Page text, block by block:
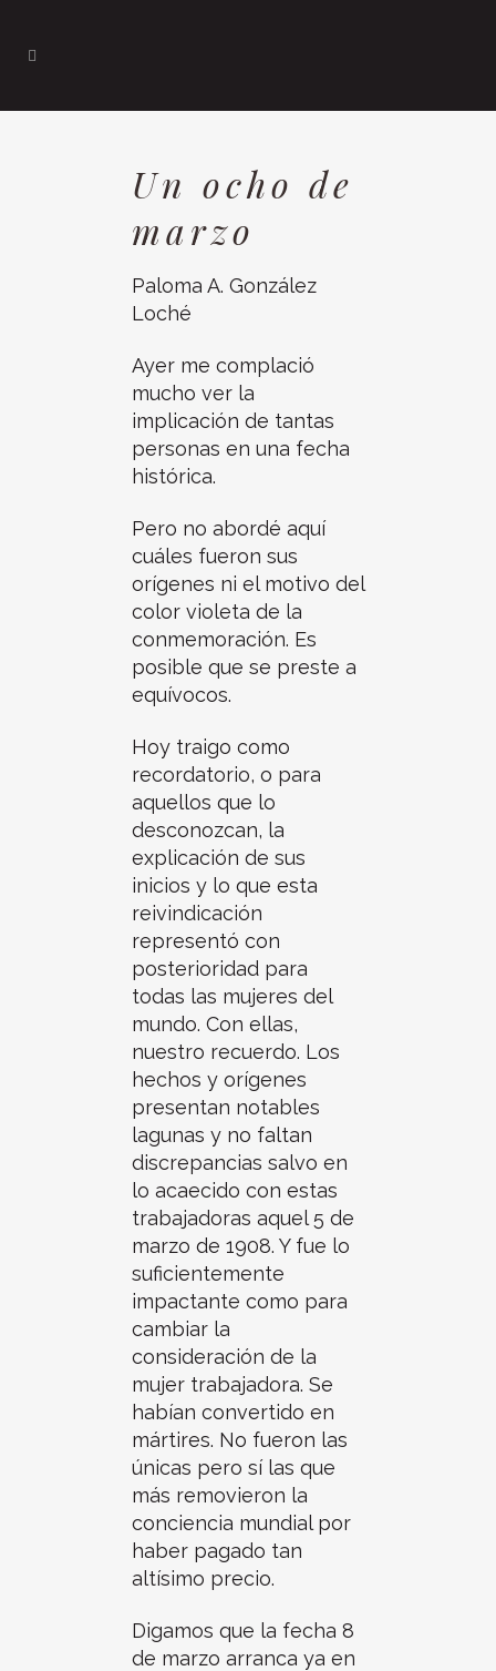
Un ocho de
marzo
Paloma A. González
Loché
Ayer me complació
mucho ver la
implicación de tantas
personas en una fecha
histórica.
Pero no abordé aquí
cuáles fueron sus
orígenes ni el motivo del
color violeta de la
conmemoración. Es
posible que se preste a
equívocos.
Hoy traigo como
recordatorio, o para
aquellos que lo
desconozcan, la
explicación de sus
inicios y lo que esta
reivindicación
representó con
posterioridad para
todas las mujeres del
mundo. Con ellas,
nuestro recuerdo. Los
hechos y orígenes
presentan notables
lagunas y no faltan
discrepancias salvo en
lo acaecido con estas
trabajadoras aquel 5 de
marzo de 1908. Y fue lo
suficientemente
impactante como para
cambiar la
consideración de la
mujer trabajadora. Se
habían convertido en
mártires. No fueron las
únicas pero sí las que
más removieron la
conciencia mundial por
haber pagado tan
altísimo precio.
Digamos que la fecha 8
de marzo arranca ya en